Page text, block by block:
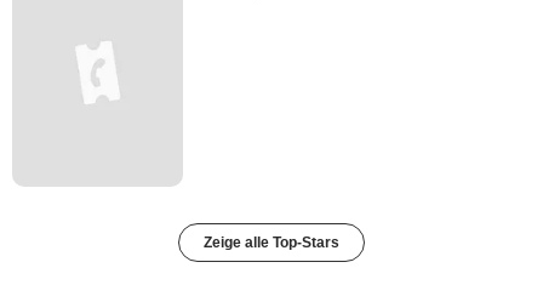
Zeige alle Top-Stars